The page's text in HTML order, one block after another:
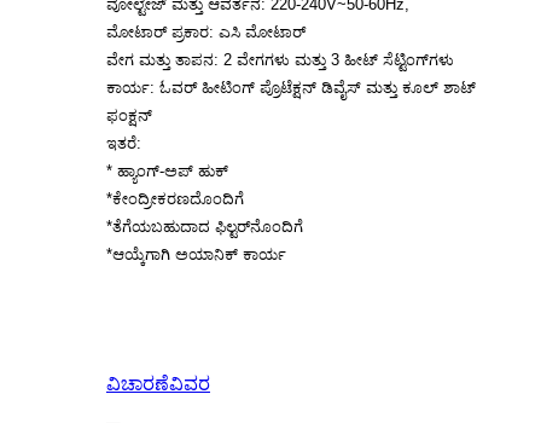
ವೋಲ್ಟೇಜ್ ಮತ್ತು ಆವರ್ತನ: 220-240V~50-60Hz,
ಮೋಟಾರ್ ಪ್ರಕಾರ: ಎಸಿ ಮೋಟಾರ್
ವೇಗ ಮತ್ತು ತಾಪನ: 2 ವೇಗಗಳು ಮತ್ತು 3 ಹೀಟ್ ಸೆಟ್ಟಿಂಗ್‌ಗಳು
ಕಾರ್ಯ: ಓವರ್ ಹೀಟಿಂಗ್ ಪ್ರೊಟೆಕ್ಷನ್ ಡಿವೈಸ್ ಮತ್ತು ಕೂಲ್ ಶಾಟ್
ಫಂಕ್ಷನ್
ಇತರೆ:
* ಹ್ಯಾಂಗ್-ಅಪ್ ಹುಕ್
*ಕೇಂದ್ರೀಕರಣದೊಂದಿಗೆ
*ತೆಗೆಯಬಹುದಾದ ಫಿಲ್ಟರ್‌ನೊಂದಿಗೆ
*ಆಯ್ಕೆಗಾಗಿ ಅಯಾನಿಕ್ ಕಾರ್ಯ
ವಿಚಾರಣೆವಿವರ